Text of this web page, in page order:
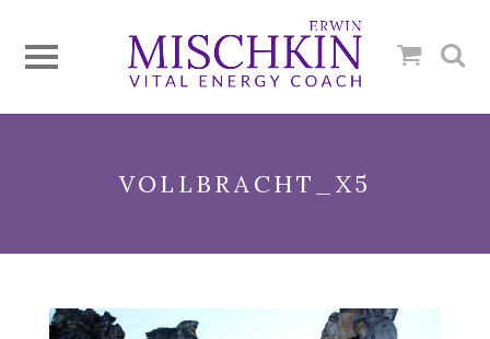
VOLLBRACHT_X5